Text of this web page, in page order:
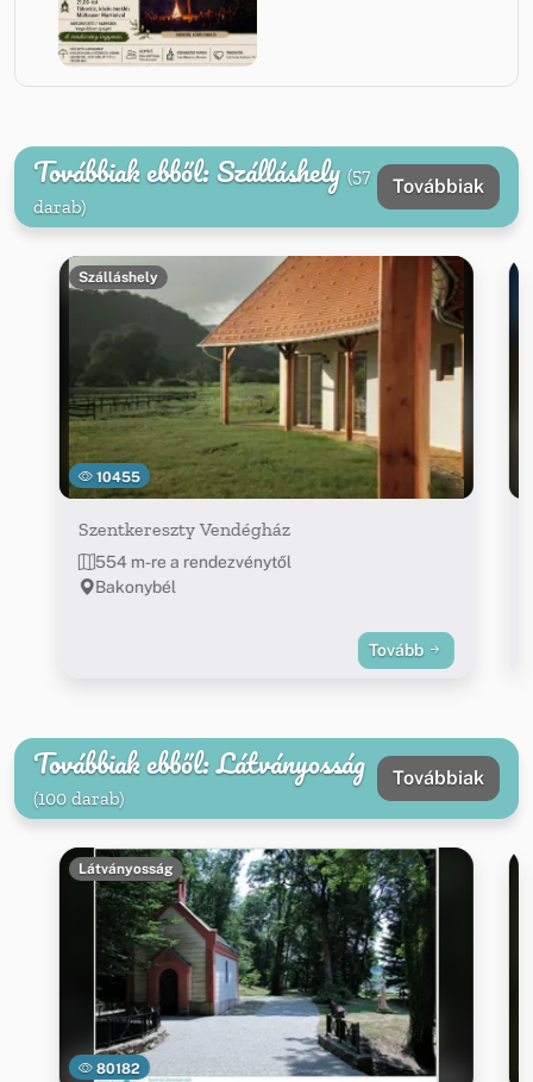
Továbbiak ebből: Szálláshely (57
darab)
Továbbiak
10455
Szálláshely
Szentkereszty Vendégház
554 m-re a rendezvénytől
Bakonybél
Tovább
Továbbiak ebből: Látványosság
(100 darab)
Továbbiak
80182
Látványosság